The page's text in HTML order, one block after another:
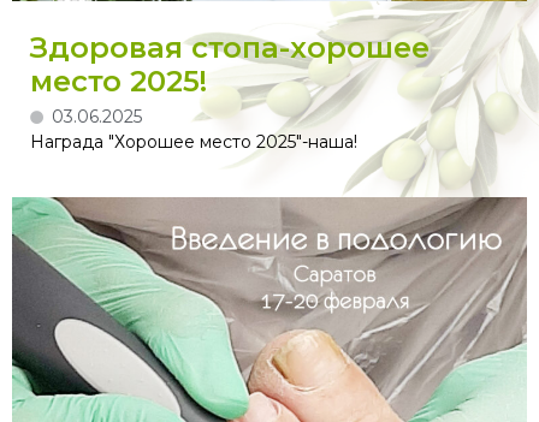
Здоровая стопа-хорошее
место 2025!
03.06.2025
Награда "Хорошее место 2025"-наша!